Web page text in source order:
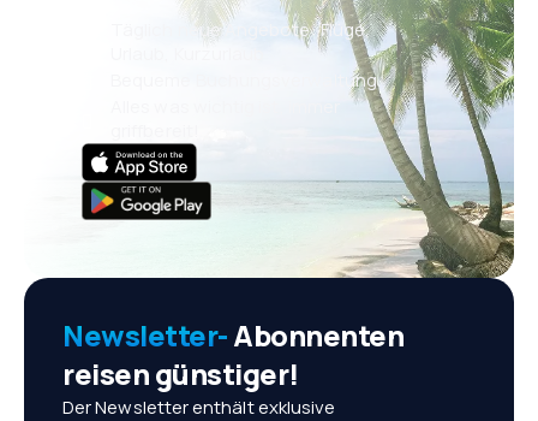
Täglich neue Angebote: Flüge,
Bequeme Buchungsverwaltung
Newsletter-Abonnenten
reisen günstiger!
Der Newsletter enthält exklusive